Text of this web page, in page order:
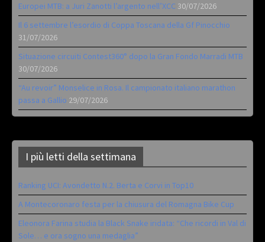
Europei MTB: a Juri Zanotti l’argento nell’XCC 30/07/2026
Il 6 settembre l’esordio di Coppa Toscana della Gf Pinocchio
31/07/2026
Situazione circuiti Contest360° dopo la Gran Fondo Marradi MTB
30/07/2026
“Au revoir” Monselice in Rosa. Il campionato italiano marathon
passa a Gallio 29/07/2026
I più letti della settimana
Ranking UCI: Avondetto N.2. Berta e Corvi in Top10
A Montecoronaro festa per la chiusura del Romagna Bike Cup
Eleonora Farina studia la Black Snake iridata: “Che ricordi in Val di
Sole… e ora sogno una medaglia”